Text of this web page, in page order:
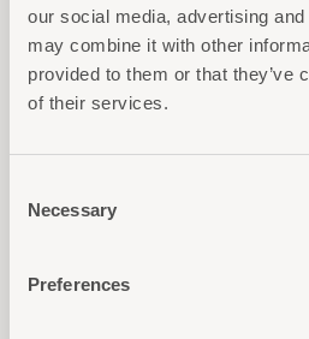
our social media, advertising
may combine it with other
provided to them or that they’ve
of their services.
Selection
Necessary
Preferences
Energiesparwunder -
Batterietausch